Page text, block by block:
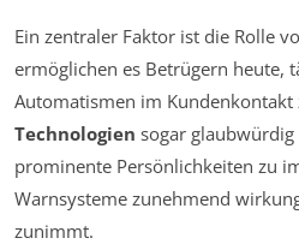
Ein zentraler Faktor ist die Rolle
ermöglichen es Betrügern heute,
Automatismen im
Technologien sogar
prominente Persönlichkeiten zu
Warnsysteme zunehmend
zunimmt.